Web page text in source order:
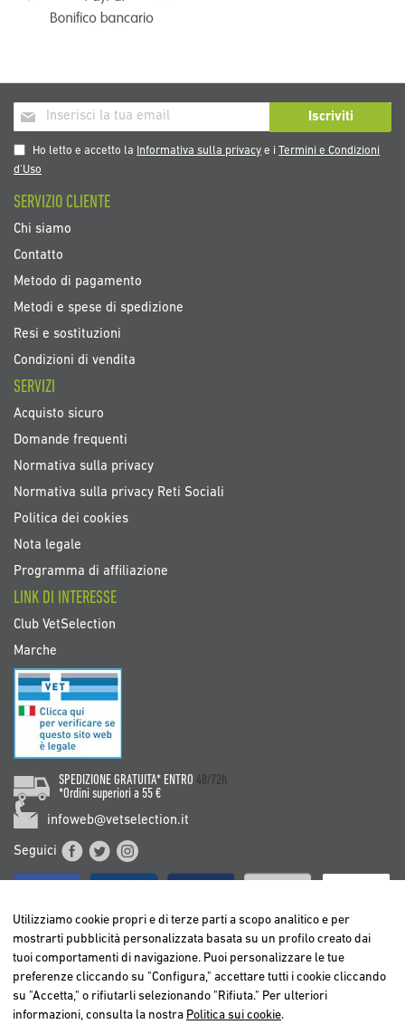
Iscriviti
alla
nostra
Newsletter:
Iscriviti
Ho letto e accetto la Informativa sulla privacy e iTermini e Condizioni
d’Uso
SERVIZIO CLIENTE
Chi siamo
Contatto
Metodo di pagamento
Metodi e spese di spedizione
Resi e sostituzioni
Condizioni di vendita
SERVIZI
Acquisto sicuro
Domande frequenti
Normativa sulla privacy
Normativa sulla privacy Reti Sociali
Politica dei cookies
Nota legale
Programma di affiliazione
LINK DI INTERESSE
Club VetSelection
Marche
SPEDIZIONE GRATUITA* ENTRO 48/72h
*Ordini superiori a 55 €
infoweb@vetselection.it
Seguici
BELGIË / BELGIQUE
DEUTSCHLAND
ESPAÑA
Utilizziamo cookie propri e di terze parti a scopo analitico e per
mostrarti pubblicità personalizzata basata su un profilo creato dai
tuoi comportamenti di navigazione. Puoi personalizzare le tue
preferenze cliccando su "Configura," accettare tutti i cookie cliccando
su "Accetta," o rifiutarli selezionando "Rifiuta." Per ulteriori
informazioni, consulta la nostra Politica sui cookie.